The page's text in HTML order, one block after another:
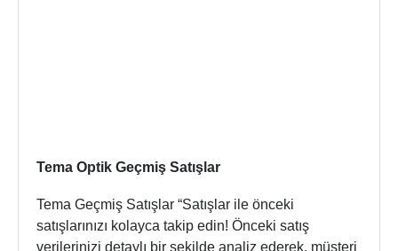
Tema Optik Geçmiş Satışlar
Tema Geçmiş Satışlar “Satışlar ile önceki
satışlarınızı kolayca takip edin! Önceki satış
verilerinizi detaylı bir şekilde analiz ederek, müşteri